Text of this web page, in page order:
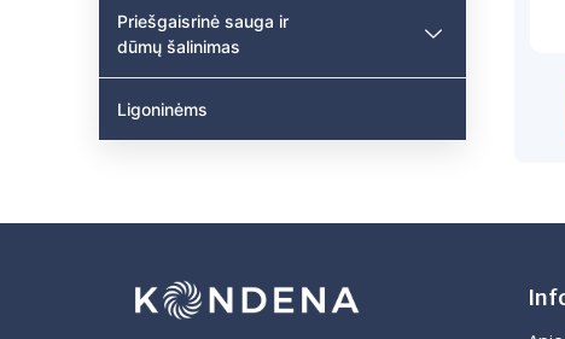
Priešgaisrinė sauga ir
dūmų šalinimas
Ligoninėms